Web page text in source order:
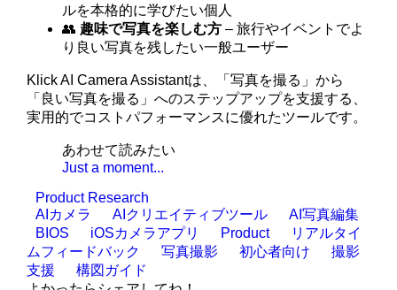
ルを本格的に学びたい個人
👥 趣味で写真を楽しむ方 – 旅行やイベントでよ
り良い写真を残したい一般ユーザー
Klick AI Camera Assistantは、「写真を撮る」から
「良い写真を撮る」へのステップアップを支援する、
実用的でコストパフォーマンスに優れたツールです。
あわせて読みたい
Just a moment...
Product Research
AIカメラ
AIクリエイティブツール
AI写真編集
BIOS
iOSカメラアプリ Product
リアルタイ
ムフィードバック
写真撮影 初心者向け
撮影
支援
構図ガイド